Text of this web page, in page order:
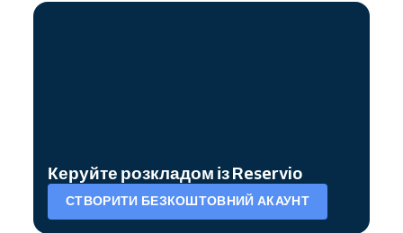
Керуйте розкладом із Reservio
СТВОРИТИ БЕЗКОШТОВНИЙ АКАУНТ